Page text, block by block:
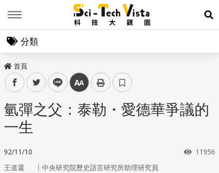
展
分類
首頁
facebooktwitter line 中
氫彈之父：泰勒・愛德華爭議的
一生
92/11/10 瀏覽次
11956
王道還 ｜ 中央研究院歷史語言研究所助理研究員